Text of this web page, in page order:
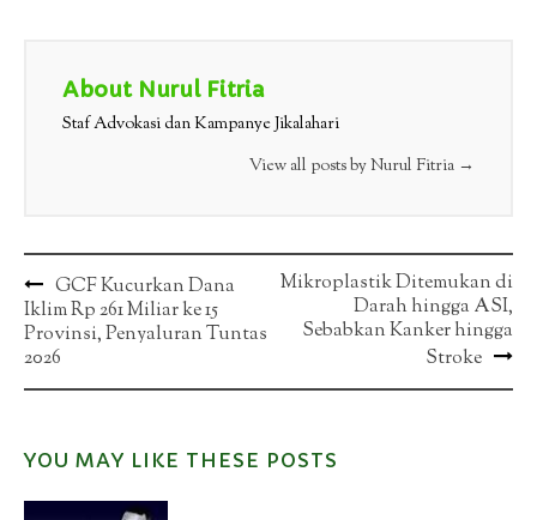
About Nurul Fitria
Staf Advokasi dan Kampanye Jikalahari
View all posts by Nurul Fitria →
Post
navigation
GCF Kucurkan Dana
Iklim Rp 261 Miliar ke 15
Provinsi, Penyaluran Tuntas
2026
Mikroplastik Ditemukan di
Darah hingga ASI,
Sebabkan Kanker hingga
Stroke
YOU MAY LIKE THESE POSTS